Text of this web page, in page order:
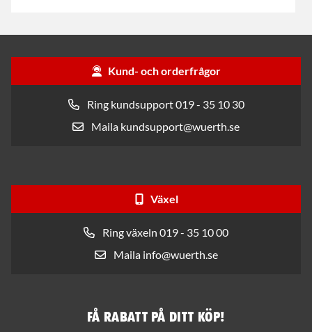
Kund- och orderfrågor
Ring kundsupport 019 - 35 10 30
Maila kundsupport@wuerth.se
Växel
Ring växeln 019 - 35 10 00
Maila info@wuerth.se
Få rabatt på ditt köp!